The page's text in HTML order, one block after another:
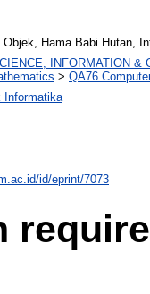
Objek, Hama Babi Hutan,
INFORMATION &
> QA76
Informatika
id/eprint/7073